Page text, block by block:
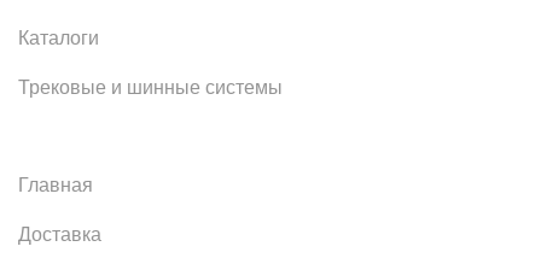
Каталоги
Трековые и шинные системы
Главная
Доставка